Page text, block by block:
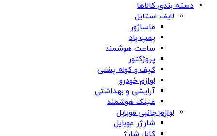
دسته بندی کالاها
لایف استایل
ماساژور
پمپ باد
ساعت هوشمند
پروژکتور
کیف و کوله پشتی
لوازم خودرو
آرایشی و بهداشتی
عینک هوشمند
لوازم جانبی موبایل
شارژر موبایل